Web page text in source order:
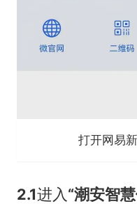
打开网易
2.1进入“潮安智